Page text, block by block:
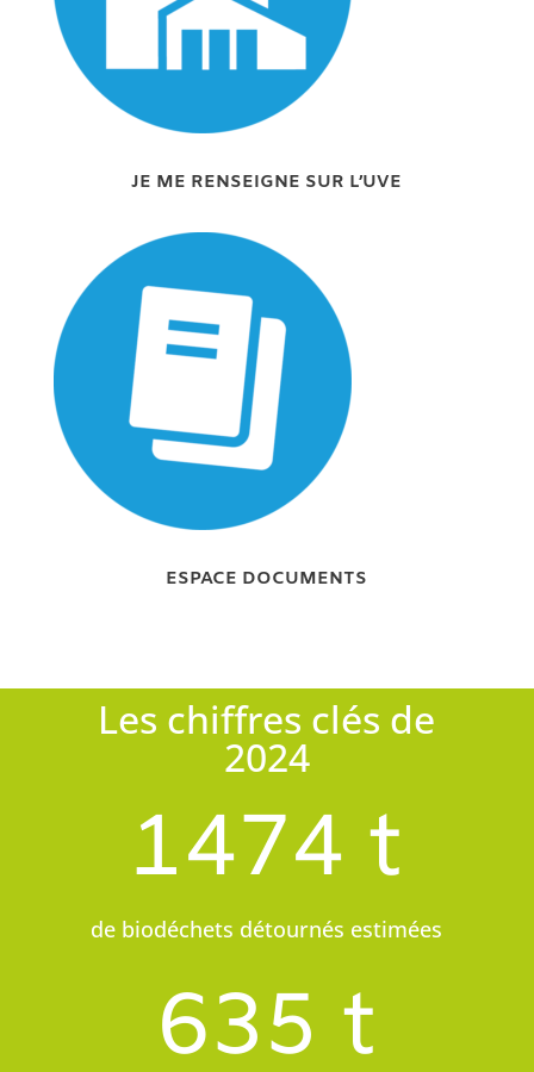
JE ME RENSEIGNE SUR L’UVE
ESPACE DOCUMENTS
Les chiffres clés de
2024
1474 t
de biodéchets détournés estimées
635 t